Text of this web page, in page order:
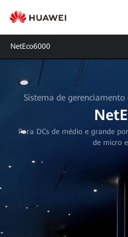
NetEco6000
Sistema de
Para DCs de médio e grande
de micro